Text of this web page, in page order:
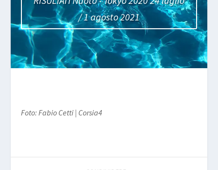
/ 1 agosto 2021
Foto: Fabio Cetti | Corsia4